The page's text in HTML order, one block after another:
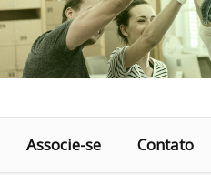
Associe-se Contato